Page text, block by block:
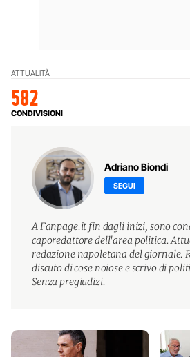
ATTUALITÀ
582
CONDIVISIONI
Adriano Biondi
SEGUI
A Fanpage.it fin dagli inizi, sono
caporedattore dell'area politica.
redazione napoletana del giornale.
discuto di cose noiose e scrivo di
Senza pregiudizi.